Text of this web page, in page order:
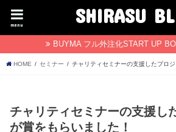
SHIRASU
menu
BUYMA フル外注化START UP
HOME セミナー チャリティセミナーの支援したプロ
チャリティセミナーの支援し
が賞をもらいました！